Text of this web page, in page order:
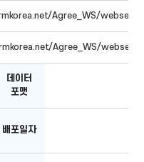
Agree_WS/
Agree_WS/
데이터
포맷
배포일자